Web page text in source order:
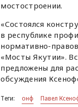
мостостроении.
«Состоялся
в республике
нормативно-
«Мосты Якутии».
предложены для
обсуждения
Теги: онф Павел